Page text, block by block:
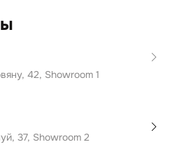
42, Showroom 1
37, Showroom 2